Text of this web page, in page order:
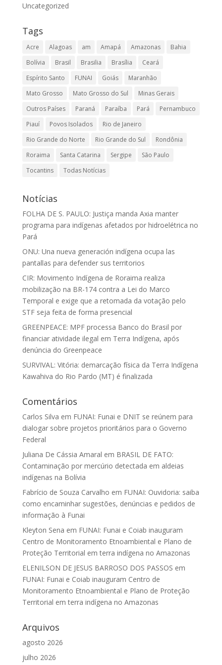
Uncategorized
Tags
Acre Alagoas am Amapá Amazonas
Bahia
Bolívia
Brasil Brasilia Brasília
Ceará
Espírito Santo
FUNAI Goiás
Maranhão
Mato Grosso
Mato Grosso do Sul
Minas Gerais
Outros Países
Paraná Paraíba Pará
Pernambuco
Piauí
Povos Isolados
Rio de Janeiro
Rio Grande do Norte
Rio Grande do Sul
Rondônia
Roraima
Santa Catarina Sergipe
São Paulo
Tocantins
Todas Notícias
Notícias
FOLHA DE S. PAULO: Justiça manda Axia manter
programa para indígenas afetados por hidroelétrica no
Pará
ONU: Una nueva generación indígena ocupa las
pantallas para defender sus territorios
CIR: Movimento Indígena de Roraima realiza
mobilização na BR-174 contra a Lei do Marco
Temporal e exige que a retomada da votação pelo
STF seja feita de forma presencial
GREENPEACE: MPF processa Banco do Brasil por
financiar atividade ilegal em Terra Indígena, após
denúncia do Greenpeace
SURVIVAL: Vitória: demarcação física da Terra Indígena
Kawahiva do Rio Pardo (MT) é finalizada
Comentários
Carlos Silva em FUNAI: Funai e DNIT se reúnem para
dialogar sobre projetos prioritários para o Governo
Federal
Juliana De Cássia Amaral em BRASIL DE FATO:
Contaminação por mercúrio detectada em aldeias
indígenas na Bolívia
Fabrício de Souza Carvalho em FUNAI: Ouvidoria: saiba
como encaminhar sugestões, denúncias e pedidos de
informação à Funai
Kleyton Sena em FUNAI: Funai e Coiab inauguram
Centro de Monitoramento Etnoambiental e Plano de
Proteção Territorial em terra indígena no Amazonas
ELENILSON DE JESUS BARROSO DOS PASSOS em
FUNAI: Funai e Coiab inauguram Centro de
Monitoramento Etnoambiental e Plano de Proteção
Territorial em terra indígena no Amazonas
Arquivos
agosto 2026
julho 2026